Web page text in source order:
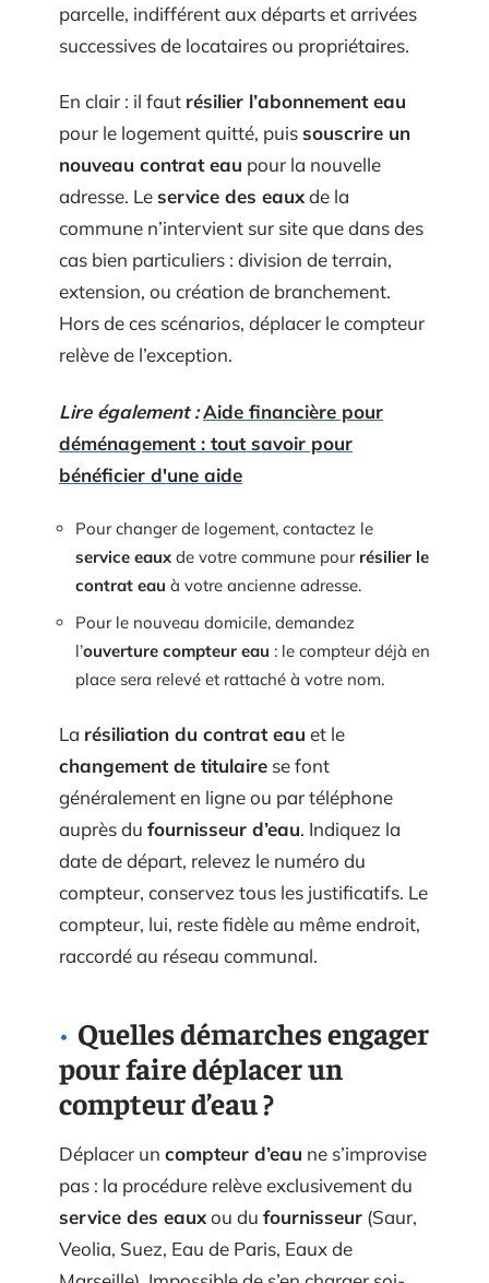
parcelle, indifférent aux départs et arrivées
successives de locataires ou propriétaires.
En clair : il faut résilier l’abonnement eau
pour le logement quitté, puissouscrire un
nouveau contrat eau pour la nouvelle
adresse. Leservice des eauxde la
commune n’intervient sur site que dans des
cas bien particuliers : division de terrain,
extension, ou création de branchement.
Hors de ces scénarios, déplacer le compteur
relève de l’exception.
Lire également :Aide financière pour
déménagement : tout savoir pour
bénéficier d'une aide
Pour changer de logement, contactez le
service eaux de votre commune pour résilier le
contrat eau à votre ancienne adresse.
Pour le nouveau domicile, demandez
l’ouverture compteur eau : le compteur déjà en
place sera relevé et rattaché à votre nom.
La résiliation du contrat eau et le
changement de titulaire se font
généralement en ligne ou par téléphone
auprès du fournisseur d’eau. Indiquez la
date de départ, relevez le numéro du
compteur, conservez tous les justificatifs. Le
compteur, lui, reste fidèle au même endroit,
raccordé au réseau communal.
Quelles démarches engager
pour faire déplacer un
compteur d’eau ?
Déplacer un compteur d’eau ne s’improvise
pas : la procédure relève exclusivement du
service des eauxou du fournisseur (Saur,
Veolia, Suez, Eau de Paris, Eaux de